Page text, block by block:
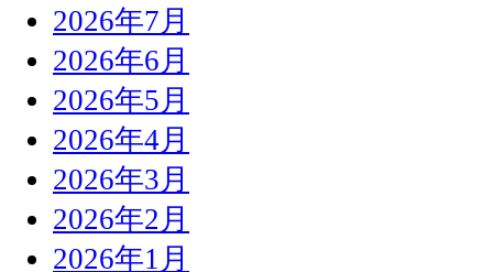
2026年7月
2026年6月
2026年5月
2026年4月
2026年3月
2026年2月
2026年1月